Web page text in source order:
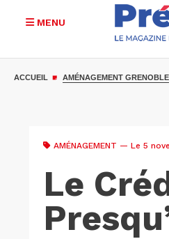
MENU
ACCUEIL AMÉNAGEMENT GRENOBLE
AMÉNAGEMENT — Le 5
Le